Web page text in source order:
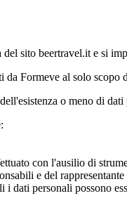
sito beertravel.it e si
Formeve al solo scopo
o meno di
con l'ausilio di
e del
dati personali possono